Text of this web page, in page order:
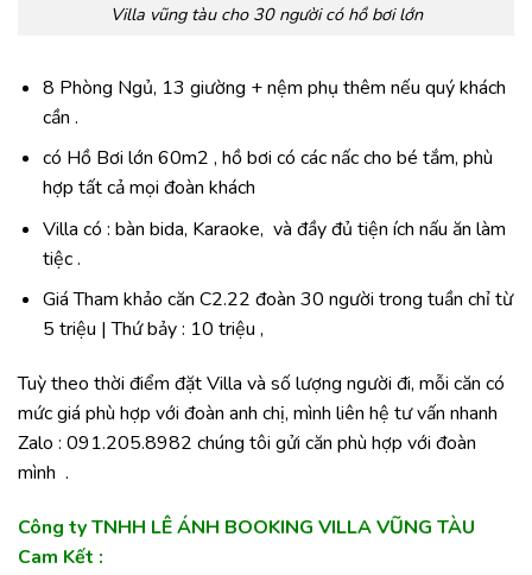
Villa vũng tàu cho 30 người có hồ bơi lớn
8 Phòng Ngủ, 13 giường + nệm phụ thêm nếu quý khách
cần .
có Hồ Bơi lớn 60m2 , hồ bơi có các nấc cho bé tắm, phù
hợp tất cả mọi đoàn khách
Villa có : bàn bida, Karaoke, và đầy đủ tiện ích nấu ăn làm
tiệc .
Giá Tham khảo căn C2.22 đoàn 30 người trong tuần chỉ từ
5 triệu | Thứ bảy : 10 triệu ,
Tuỳ theo thời điểm đặt Villa và số lượng người đi, mỗi căn có
mức giá phù hợp với đoàn anh chị, mình liên hệ tư vấn nhanh
Zalo : 091.205.8982 chúng tôi gửi căn phù hợp với đoàn
mình .
Công ty TNHH LÊ ÁNH BOOKING VILLA VŨNG TÀU
Cam Kết :